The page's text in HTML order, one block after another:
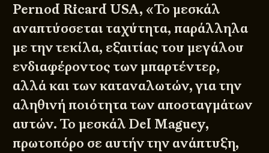
Pernod Ricard USA, «Το μεσκάλ
αναπτύσσεται ταχύτητα, παράλληλα
με την τεκίλα, εξαιτίας του μεγάλου
ενδιαφέροντος των μπαρτέντερ,
αλλά και των καταναλωτών, για την
αληθινή ποιότητα των αποσταγμάτων
αυτών. Το μεσκάλ Del Maguey,
πρωτοπόρο σε αυτήν την ανάπτυξη,